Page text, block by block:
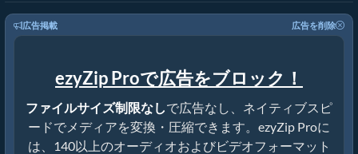
広告掲載 広告を削除
ezyZip Proで広告をブロック！
ファイルサイズ制限なしで広告なし、ネイティブスピ
ードでメディアを変換・圧縮できます。ezyZip Proに
は、140以上のオーディオおよびビデオフォーマット